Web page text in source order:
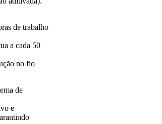
de trabalho
a cada 50
no fio
de
e